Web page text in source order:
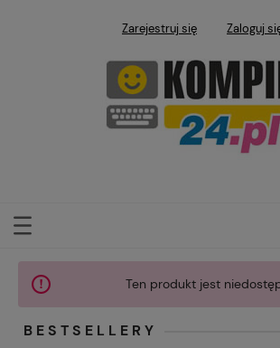
Zarejestruj się Zaloguj
Ten produkt jest
BESTSELLERY